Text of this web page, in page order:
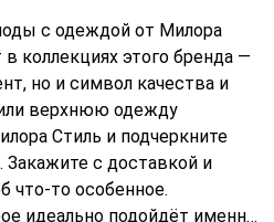
с одеждой от Милора
коллекциях этого бренда —
но и символ качества и
верхнюю одежду
Стиль и подчеркните
с доставкой и
что-то особенное.
идеально подойдёт именно